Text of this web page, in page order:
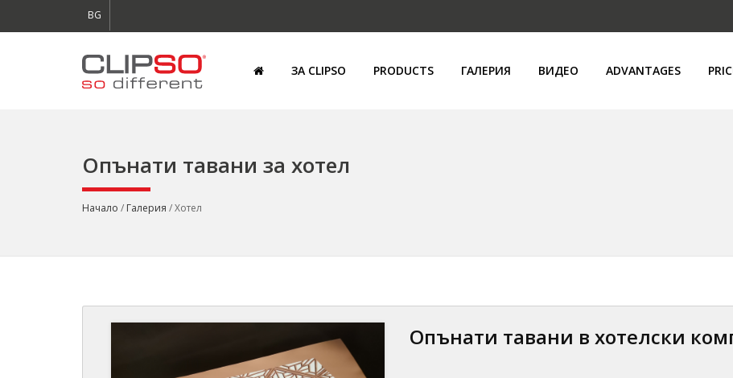
BG
ЗА CLIPSO PRODUCTS ГАЛЕРИЯ ВИДЕО ADVANTAGES
Опънати тавани за хотел
Начало / Галерия / Хотел
Опънати тавани в хотелски